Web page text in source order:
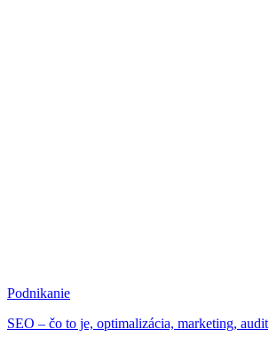
Podnikanie
SEO – čo to je, optimalizácia, marketing, audit